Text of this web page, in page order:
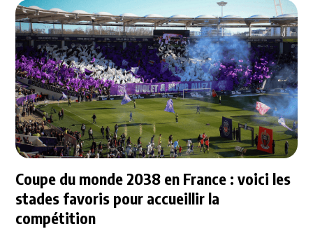
Coupe du monde 2038 en France : voici les
stades favoris pour accueillir la
compétition